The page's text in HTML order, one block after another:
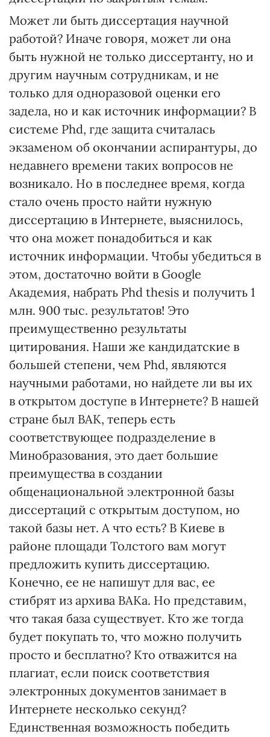
Может ли быть диссертация научной
работой? Иначе говоря, может ли она
быть нужной не только диссертанту, но и
другим научным сотрудникам, и не
только для одноразовой оценки его
задела, но и как источник информации? В
системе Phd, где защита считалась
экзаменом об окончании аспирантуры, до
недавнего времени таких вопросов не
возникало. Но в последнее время, когда
стало очень просто найти нужную
диссертацию в Интернете, выяснилось,
что она может понадобиться и как
источник информации. Чтобы убедиться в
этом, достаточно войти в Google
Академия, набрать Phd thesis и получить 1
млн. 900 тыс. результатов! Это
преимущественно результаты
цитирования. Наши же кандидатские в
большей степени, чем Phd, являются
научными работами, но найдете ли вы их
в открытом доступе в Интернете? В нашей
стране был ВАК, теперь есть
соответствующее подразделение в
Минобразования, это дает большие
преимущества в создании
общенациональной электронной базы
диссертаций с открытым доступом, но
такой базы нет. А что есть? В Киеве в
районе площади Толстого вам могут
предложить купить диссертацию.
Конечно, ее не напишут для вас, ее
стибрят из архива ВАКа. Но представим,
что такая база существует. Кто же тогда
будет покупать то, что можно получить
просто и бесплатно? Кто отважится на
плагиат, если поиск соответствия
электронных документов занимает в
Интернете несколько секунд?
Единственная возможность победить